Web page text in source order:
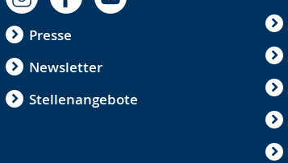
Presse
Newsletter
Stellenangebote